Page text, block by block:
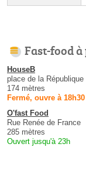
Fast-food
HouseB
place de la République
174 mètres
Fermé, ouvre à 18h30
O'fast Food
Rue Renée de France
285 mètres
Ouvert jusqu'à 23h